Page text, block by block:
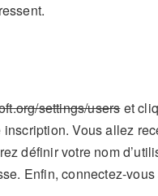
settings/userset
Vous allez
définir votre nom
Enfin, connectez-